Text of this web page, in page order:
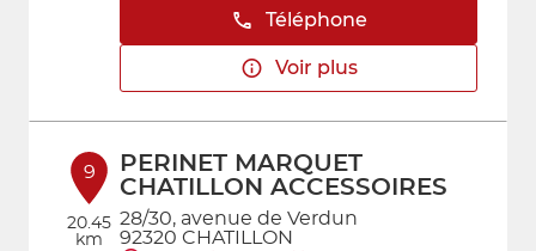
Téléphone
Voir plus
9
20.45
km
PERINET MARQUET
CHATILLON ACCESSOIRES
28/30, avenue de Verdun
92320 CHATILLON